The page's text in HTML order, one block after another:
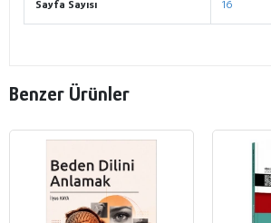
Sayfa Sayısı 16
Benzer Ürünler